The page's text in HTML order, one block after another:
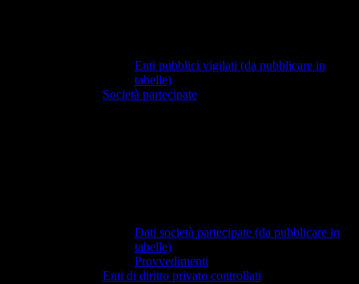
Enti pubblici vigilati (da pubblicare in
tabelle)
Società partecipate
Dati società partecipate (da pubblicare in
tabelle)
Provvedimenti
Enti di diritto privato controllati